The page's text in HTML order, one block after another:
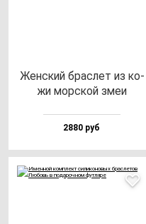
Жен­ский брас­лет из ко­
жи мор­ской змеи
2880 руб